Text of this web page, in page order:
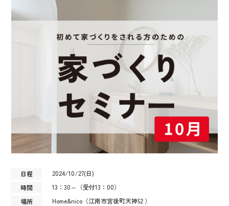
日程
2024/10/27(日)
時間
13：30～（受付13：00）
場所
Home&nico（江南市宮後町天神52 ）